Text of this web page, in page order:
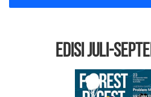
EDISI Juli-